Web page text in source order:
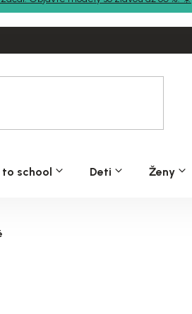
to school Deti Ženy